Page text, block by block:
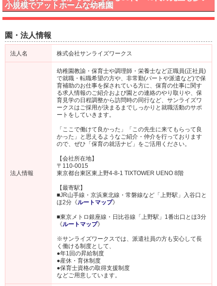
小規模でアットホームな幼稚園
園・法人情報
法人名 株式会社サンライズワークス
法人情報
幼稚園教諭・保育士や調理師・栄養士など正職員(正社員)
で就職・転職希望の方や、非常勤(パートや派遣など)で保
育補助のお仕事を探されている方に、保育の仕事に関す
る求人情報のご紹介および園との連絡のやり取りや、保
育見学の日程調整から訪問時の同行など、サンライズワ
ークスはご採用が決まるまでしっかりと就職活動のサポ
ートをしていきます。
「ここで働けて良かった」「この先生に来てもらって良
かった」と思えるようなご紹介・仲介を行っております
ので、ぜひ「保育の就活ナビ」をご活用ください。
【会社所在地】
〒110-0015
東京都台東区東上野4-8-1 TIXTOWER UENO 8階
【最寄駅】
■JR山手線・京浜東北線・常磐線など「上野駅」入谷口と
ほ2分《ルートマップ》
■東京メトロ銀座線・日比谷線「上野駅」1番出口とほ3分
《ルートマップ》
※サンライズワークスでは、派遣社員の方も安心して長
く働ける制度として、
●年1回の昇給制度
●産休・育休制度
●保育士資格の取得支援制度
などご用意しています。